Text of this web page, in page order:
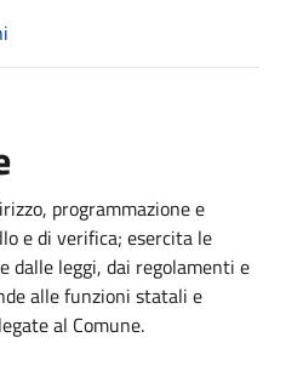
programmazione e
e di verifica; esercita le
dalle leggi, dai regolamenti e
alle funzioni statali e
al Comune.